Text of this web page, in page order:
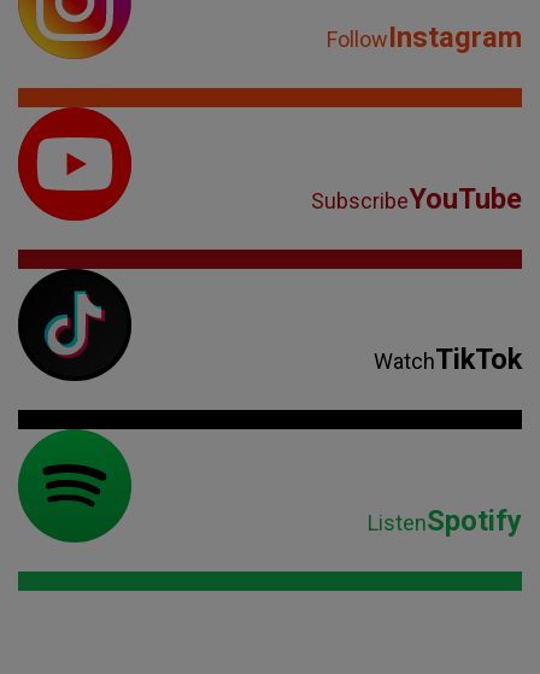
FollowInstagram
SubscribeYouTube
WatchTikTok
ListenSpotify